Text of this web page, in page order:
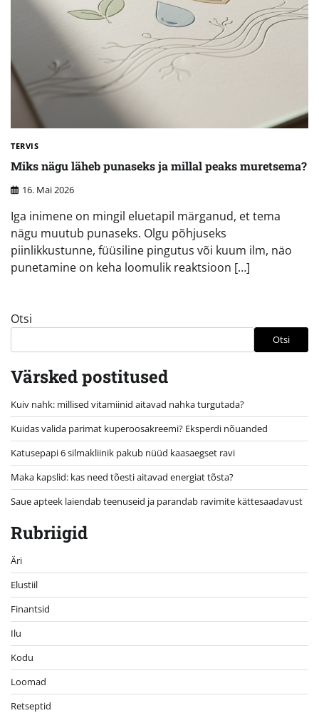
TERVIS
Miks nägu läheb punaseks ja millal peaks muretsema?
16. Mai 2026
Iga inimene on mingil eluetapil märganud, et tema
nägu muutub punaseks. Olgu põhjuseks
piinlikkustunne, füüsiline pingutus või kuum ilm, näo
punetamine on keha loomulik reaktsioon […]
Otsi
Otsi
Värsked postitused
Kuiv nahk: millised vitamiinid aitavad nahka turgutada?
Kuidas valida parimat kuperoosakreemi? Eksperdi nõuanded
Katusepapi 6 silmakliinik pakub nüüd kaasaegset ravi
Maka kapslid: kas need tõesti aitavad energiat tõsta?
Saue apteek laiendab teenuseid ja parandab ravimite kättesaadavust
Rubriigid
Äri
Elustiil
Finantsid
Ilu
Kodu
Loomad
Retseptid